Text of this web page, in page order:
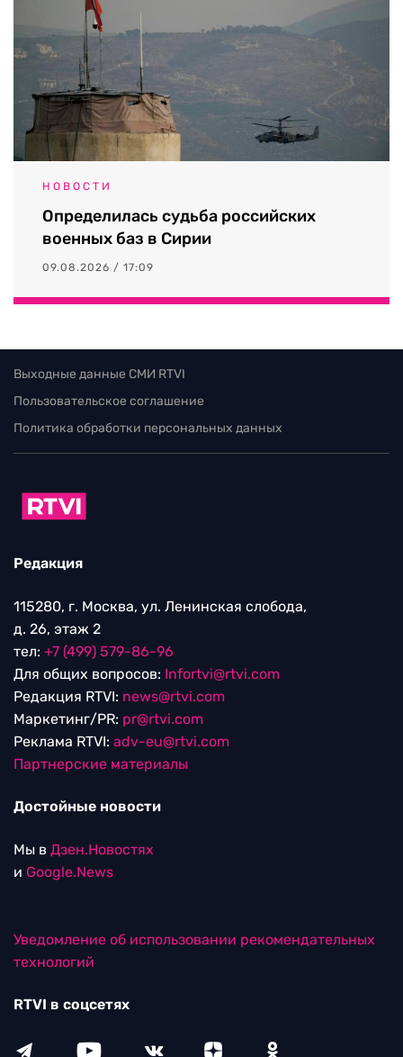
НОВОСТИ
Определилась судьба российских
военных баз в Сирии
09.08.2026 / 17:09
Выходные данные СМИ RTVI
Пользовательское соглашение
Политика обработки персональных данных
Редакция
115280, г. Москва, ул. Ленинская слобода,
д. 26, этаж 2
тел: +7 (499) 579-86-96
Для общих вопросов: Infortvi@rtvi.com
Редакция RTVI: news@rtvi.com
Маркетинг/PR: pr@rtvi.com
Реклама RTVI: adv-eu@rtvi.com
Партнерские материалы
Достойные новости
Мы в Дзен.Новостях
и Google.News
Уведомление об использовании рекомендательных
технологий
RTVI в соцсетях